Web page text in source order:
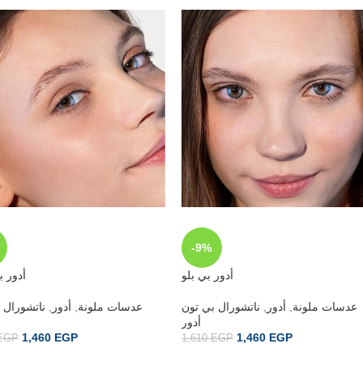
أدور
عدسات ملونة, أدور ,
1,460 EGP
-9%
أدور بي بلو
عدسات ملونة, أدور , ناتشورال بي تون
أدور
1,610EGP 1,460 EGP